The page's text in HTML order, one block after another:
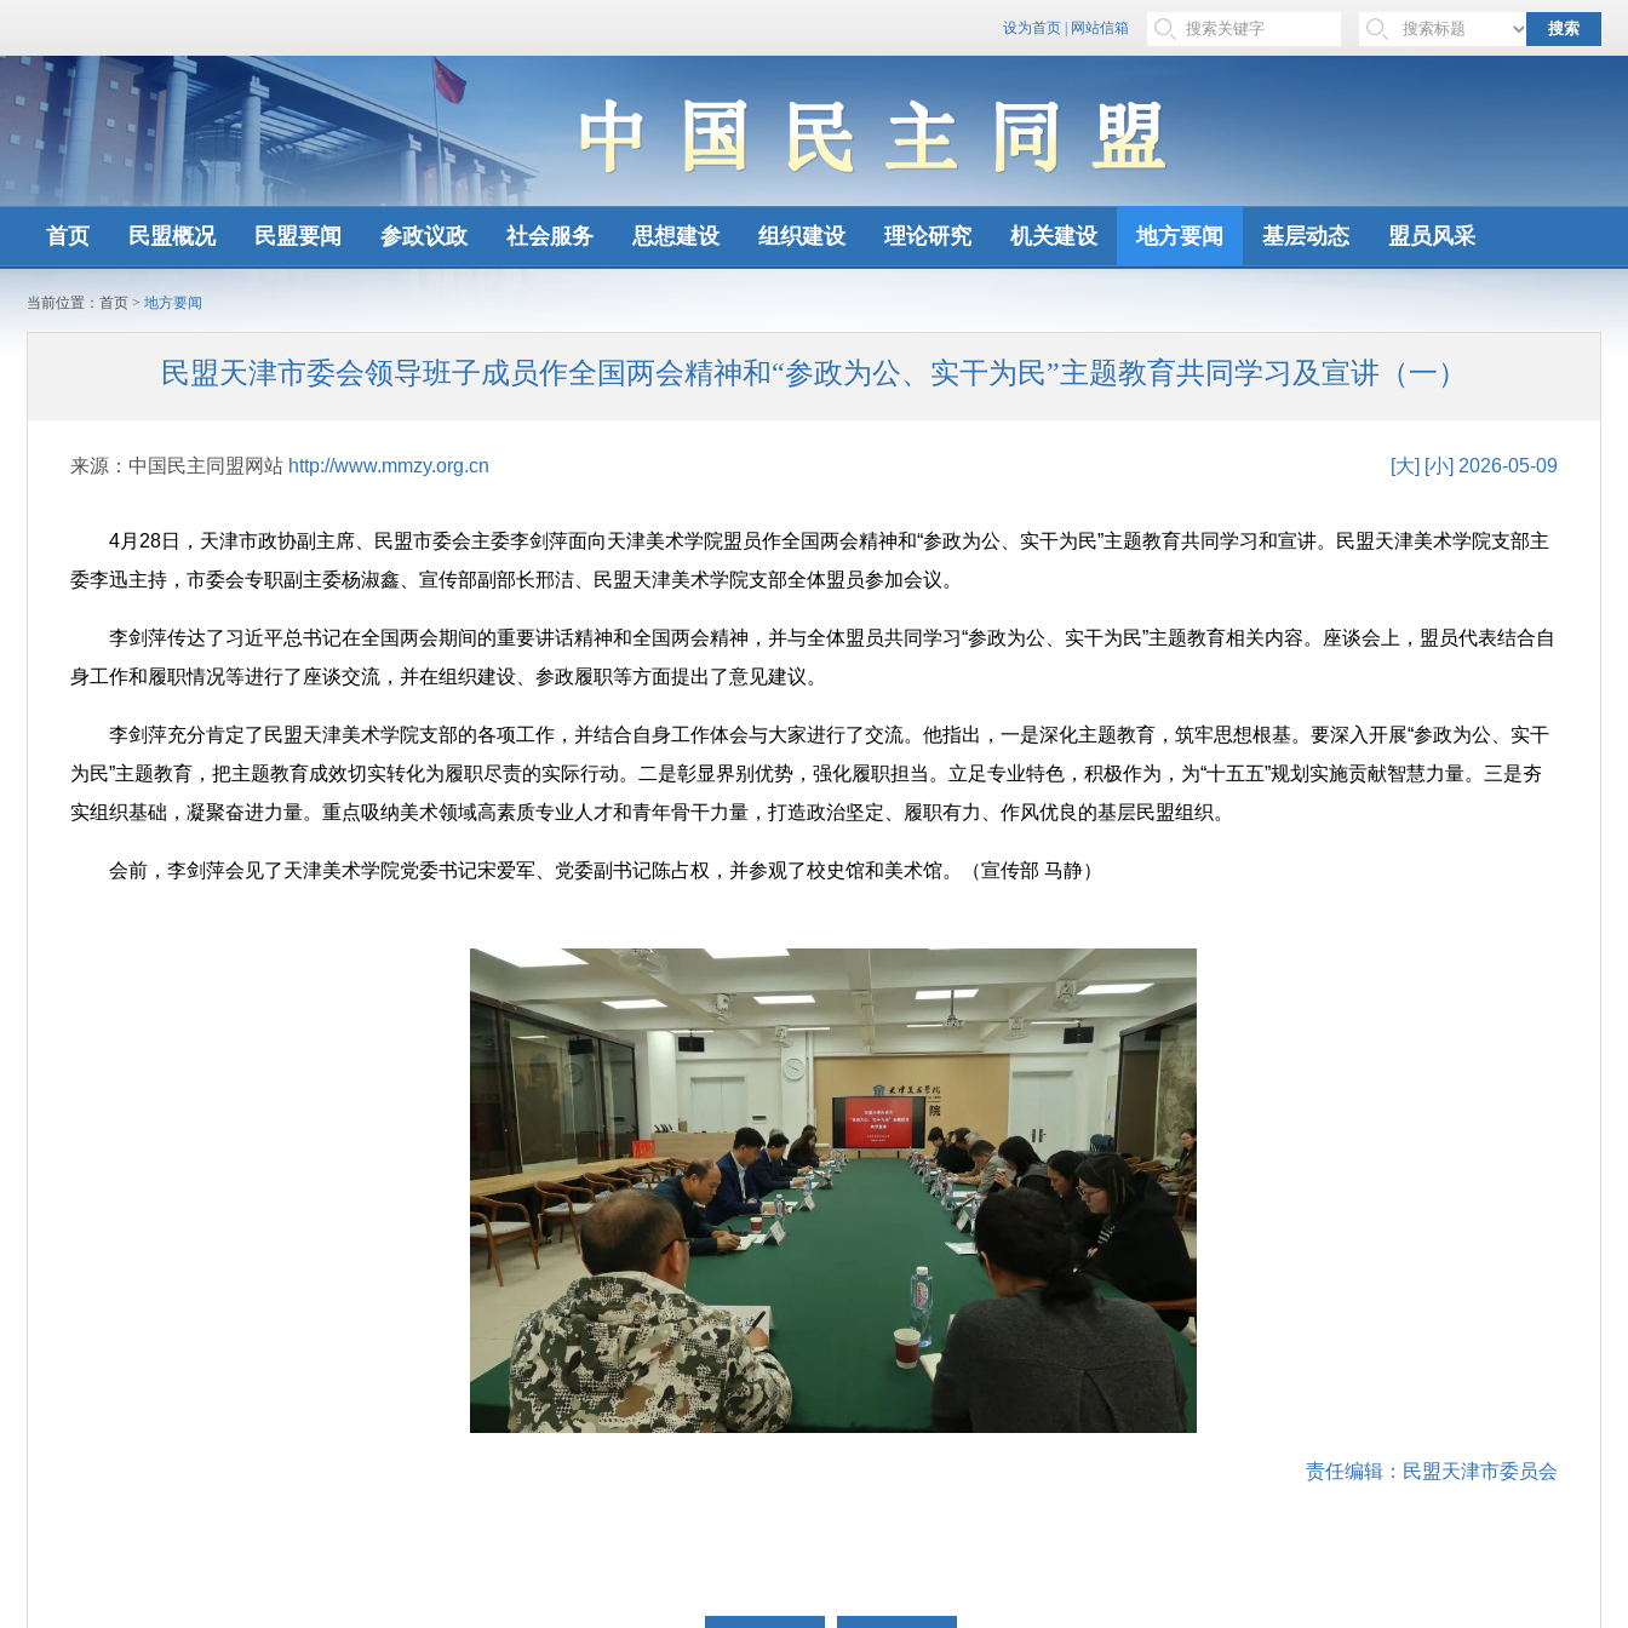
设为首页 网站信箱 搜索
首页 民盟概况 民盟要闻 参政议政 社会服务 思想建设 组织建设 理论研究 机关建设 地方要闻 基层动态 盟员风采
当前位置： 首页 > 地方要闻
民盟天津市委会领导班子成员作全国两会精神和“参政为公、实干为民”主题教育共同学习及宣讲（一）
来源：中国民主同盟网站 http://www.mmzy.org.cn [大] [小] 2026-05-09
4月28日，天津市政协副主席、民盟市委会主委李剑萍面向天津美术学院盟员作全国两会精神和“参政为公、实干为民”主题教育共同学习和宣讲。民盟天津美术学院支部主
委李迅主持，市委会专职副主委杨淑鑫、宣传部副部长邢洁、民盟天津美术学院支部全体盟员参加会议。
李剑萍传达了习近平总书记在全国两会期间的重要讲话精神和全国两会精神，并与全体盟员共同学习“参政为公、实干为民”主题教育相关内容。座谈会上，盟员代表结合自
身工作和履职情况等进行了座谈交流，并在组织建设、参政履职等方面提出了意见建议。
李剑萍充分肯定了民盟天津美术学院支部的各项工作，并结合自身工作体会与大家进行了交流。他指出，一是深化主题教育，筑牢思想根基。要深入开展“参政为公、实干
为民”主题教育，把主题教育成效切实转化为履职尽责的实际行动。二是彰显界别优势，强化履职担当。立足专业特色，积极作为，为“十五五”规划实施贡献智慧力量。三是夯
实组织基础，凝聚奋进力量。重点吸纳美术领域高素质专业人才和青年骨干力量，打造政治坚定、履职有力、作风优良的基层民盟组织。
会前，李剑萍会见了天津美术学院党委书记宋爱军、党委副书记陈占权，并参观了校史馆和美术馆。（宣传部 马静）
责任编辑：民盟天津市委员会